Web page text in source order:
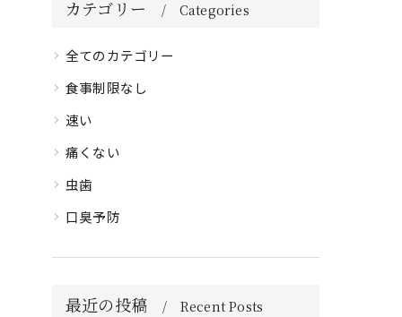
カテゴリー Categories
全てのカテゴリー
食事制限なし
速い
痛くない
虫歯
口臭予防
最近の投稿 Recent Posts